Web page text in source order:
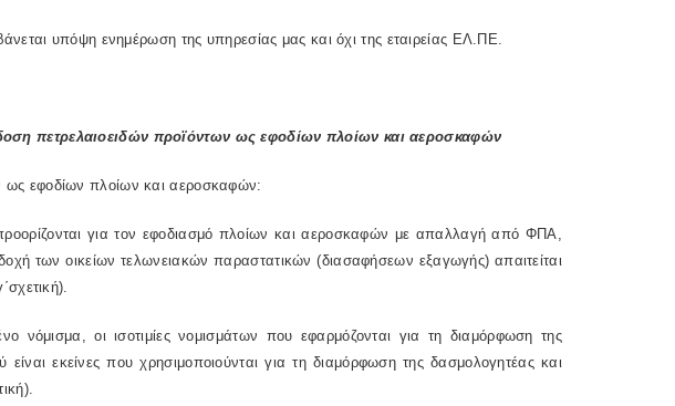
υπόψη ενημέρωση της υπηρεσίας μας και όχι της εταιρείας ΕΛ.ΠΕ.
πετρελαιοειδών προϊόντων ως εφοδίων πλοίων και αεροσκαφών
ως εφοδίων πλοίων και αεροσκαφών:
για τον εφοδιασμό πλοίων και αεροσκαφών με απαλλαγή από ΦΠΑ,
των οικείων τελωνειακών παραστατικών (διασαφήσεων εξαγωγής) απαιτείται
νόμισμα, οι ισοτιμίες νομισμάτων που εφαρμόζονται για τη διαμόρφωση της
εκείνες που χρησιμοποιούνται για τη διαμόρφωση της δασμολογητέας και